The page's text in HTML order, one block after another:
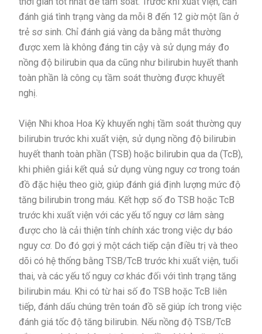
đánh giá tình trạng vàng da mỗi 8 đến 12 giờ một lần ở
trẻ sơ sinh. Chỉ đánh giá vàng da bằng mắt thường
được xem là không đáng tin cậy và sử dụng máy đo
nồng độ bilirubin qua da cũng như bilirubin huyết thanh
toàn phần là công cụ tầm soát thường được khuyết
nghị.
Viện Nhi khoa Hoa Kỳ khuyến nghị tầm soát thường quy
bilirubin trước khi xuất viện, sử dụng nồng độ bilirubin
huyết thanh toàn phần (TSB) hoặc bilirubin qua da (TcB),
khi phiên giải kết quả sử dụng vùng nguy cơ trong toán
đồ đặc hiệu theo giờ, giúp đánh giá định lượng mức độ
tăng bilirubin trong máu. Kết hợp số đo TSB hoặc TcB
trước khi xuất viện với các yếu tố nguy cơ lâm sàng
được cho là cải thiện tính chính xác trong việc dự báo
nguy cơ. Do đó gợi ý một cách tiếp cận điều trị và theo
dõi có hệ thống bằng TSB/TcB trước khi xuất viện, tuổi
thai, và các yếu tố nguy cơ khác đối với tình trạng tăng
bilirubin máu. Khi có từ hai số đo TSB hoặc TcB liên
tiếp, đánh dấu chúng trên toán đồ sẽ giúp ích trong việc
đánh giá tốc độ tăng bilirubin. Nếu nồng độ TSB/TcB